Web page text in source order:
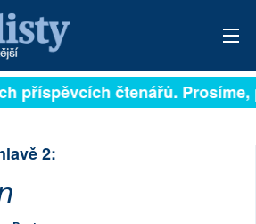
čtenářů. Prosíme,
2: